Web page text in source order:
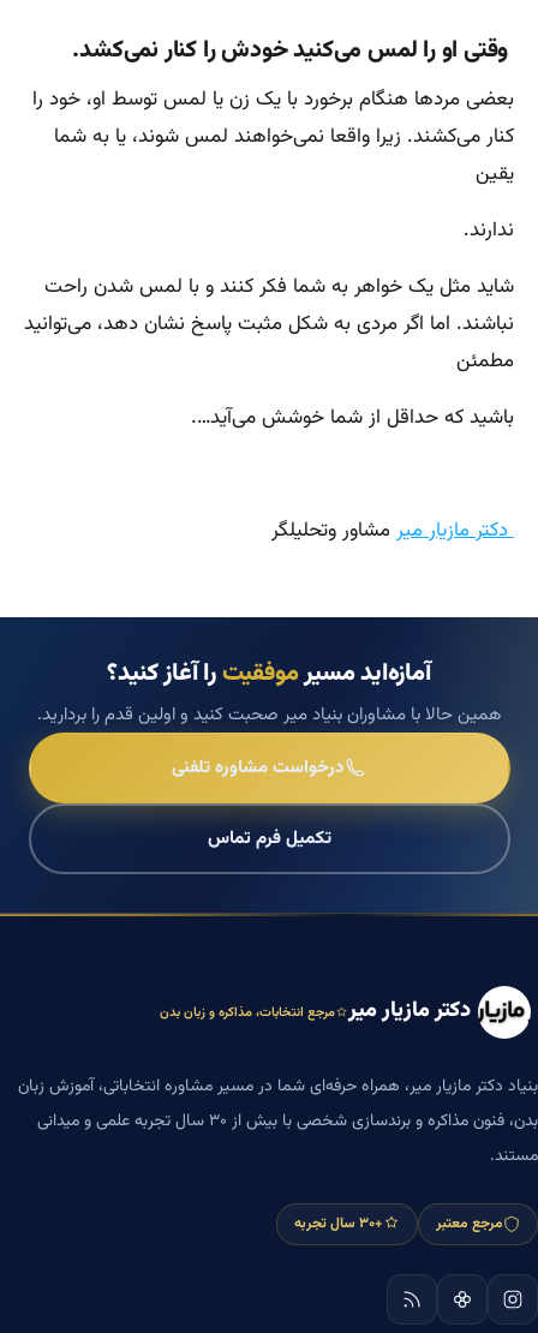
وقتی او را لمس می‌کنید خودش را کنار نمی‌کشد.
بعضی مردها هنگام برخورد با یک زن یا لمس توسط او، خود را
کنار می‌کشند. زیرا واقعا نمی‌خواهند لمس شوند، یا به شما
یقین
ندارند.
شاید مثل یک خواهر به شما فکر کنند و با لمس شدن راحت
نباشند. اما اگر مردی به شکل مثبت پاسخ نشان دهد، می‌توانید
مطمئن
باشید که حداقل از شما خوشش می‌آید….
دکتر مازیار میر مشاور وتحلیلگر
آمازه‌اید مسیرموفقیترا آغاز کنید؟
همین حالا با مشاوران بنیاد میر صحبت کنید و اولین قدم را بردارید.
درخواست مشاوره تلفنی
تکمیل فرم تماس
دکتر مازیار میر مرجع انتخابات، مذاکره و زبان بدن
بنیاد دکتر مازیار میر، همراه حرفه‌ای شما در مسیر مشاوره انتخاباتی، آموزش زبان
بدن، فنون مذاکره و برندسازی شخصی با بیش از ۳۰ سال تجربه علمی و میدانی
مستند.
مرجع معتبر +۳۰ سال تجربه